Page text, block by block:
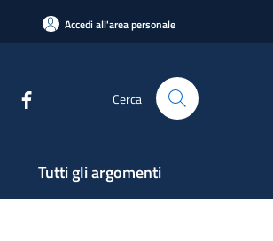
Accedi all'area personale
Cerca
Tutti gli argomenti